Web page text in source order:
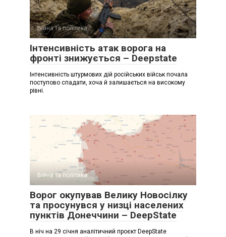
Війна та політика
Інтенсивність атак ворога на
фронті знижується – Deepstate
Інтенсивність штурмових дій російських військ почала
поступово спадати, хоча й залишається на високому
рівні.
Війна та політика
Ворог окупував Велику Новосілку
та просунувся у низці населених
пунктів Донеччини – DeepState
В ніч на 29 січня аналітичний проєкт DeepState